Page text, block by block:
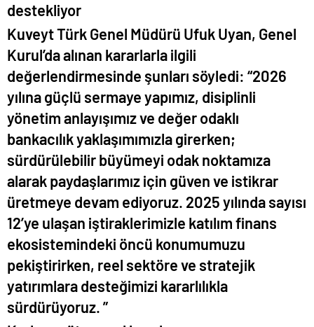
destekliyor
Kuveyt Türk Genel Müdürü Ufuk Uyan, Genel
Kurul’da alınan kararlarla ilgili
değerlendirmesinde şunları söyledi: “2026
yılına güçlü sermaye yapımız, disiplinli
yönetim anlayışımız ve değer odaklı
bankacılık yaklaşımımızla girerken;
sürdürülebilir büyümeyi odak noktamıza
alarak paydaşlarımız için güven ve istikrar
üretmeye devam ediyoruz. 2025 yılında sayısı
12’ye ulaşan iştiraklerimizle katılım finans
ekosistemindeki öncü konumumuzu
pekiştirirken, reel sektöre ve stratejik
yatırımlara desteğimizi kararlılıkla
sürdürüyoruz. ”